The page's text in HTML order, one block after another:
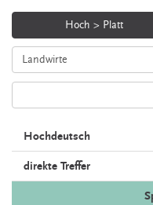
Hoch > Platt
Hochdeutsch
direkte Treffer